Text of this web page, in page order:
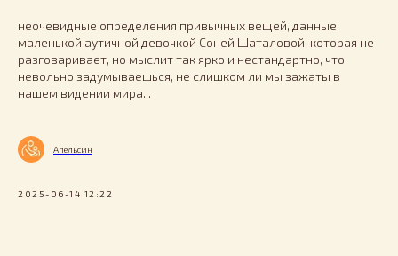
неочевидные определения привычных вещей, данные
маленькой аутичной девочкой Соней Шаталовой, которая не
разговаривает, но мыслит так ярко и нестандартно, что
невольно задумываешься, не слишком ли мы зажаты в
нашем видении мира...
Апельсин
2025-06-14 12:22